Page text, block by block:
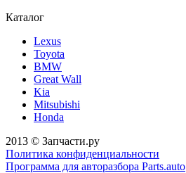
Каталог
Lexus
Toyota
BMW
Great Wall
Kia
Mitsubishi
Honda
2013 © Запчасти.ру
Политика конфиденциальности
Программа для авторазбора Parts.auto